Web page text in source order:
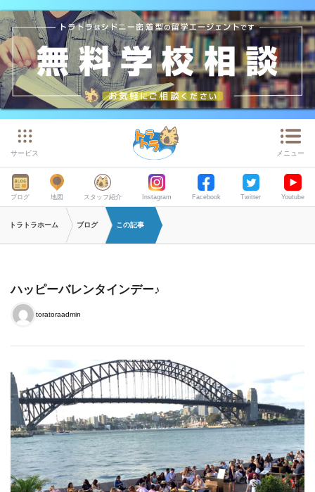
サービス メニュー
ブログ 地図 スタッフ紹介 Instagram Facebook Twitter Youtube
トラトラホーム ブログ この記事
ハッピーバレンタインデー♪
toratoraadmin